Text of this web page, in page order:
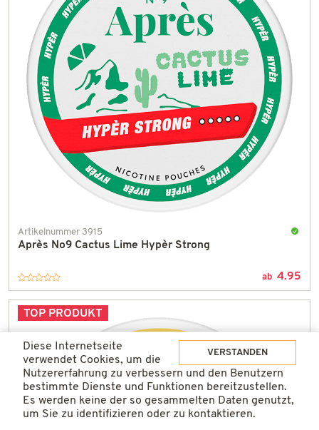
Après No9 Cactus Lime Hypèr Strong
und
in
Artikelnummer 3915
ab 4.95
TOP PRODUKT
VERSTANDEN
Diese Internetseite
verwendet Cookies, um die
Nutzererfahrung zu verbessern und den Benutzern
bestimmte Dienste und Funktionen bereitzustellen.
Es werden keine der so gesammelten Daten genutzt,
um Sie zu identifizieren oder zu kontaktieren.